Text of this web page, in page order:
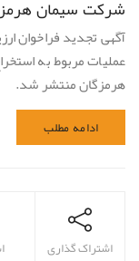
شرکت سیمان
آگهی تجدید فراخوان
عملیات مربوط به
هرمزگان منتشر شد.
ادامه مطلب
اشتراک گذاری